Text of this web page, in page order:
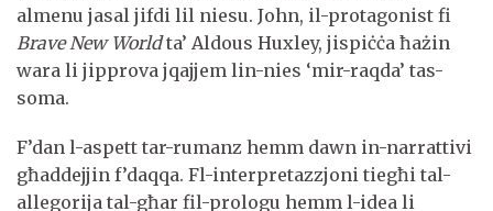
almenu jasal jifdi lil niesu. John, il-protagonist fi
Brave New Worldta’ Aldous Huxley, jispiċċa ħażin
wara li jipprova jqajjem lin-nies ‘mir-raqda’ tas-
soma.
F’dan l-aspett tar-rumanz hemm dawn in-narrattivi
għaddejjin f’daqqa. Fl-interpretazzjoni tiegħi tal-
allegorija tal-għar fil-prologu hemm l-idea li